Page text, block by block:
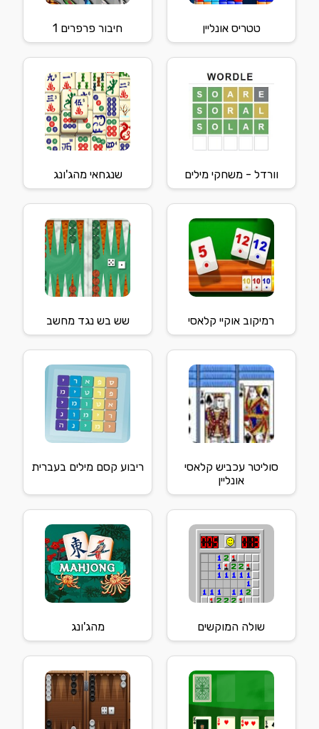
טטריס אונליין חיבור פרפרים 1
וורדל - משחקי מילים שנגחאי מהג'ונג
רמיקוב אוקיי קלאסי שש בש נגד מחשב
סוליטר עכביש קלאסי
אונליין
ריבוע קסם מילים בעברית
שולה המוקשים מהג'ונג